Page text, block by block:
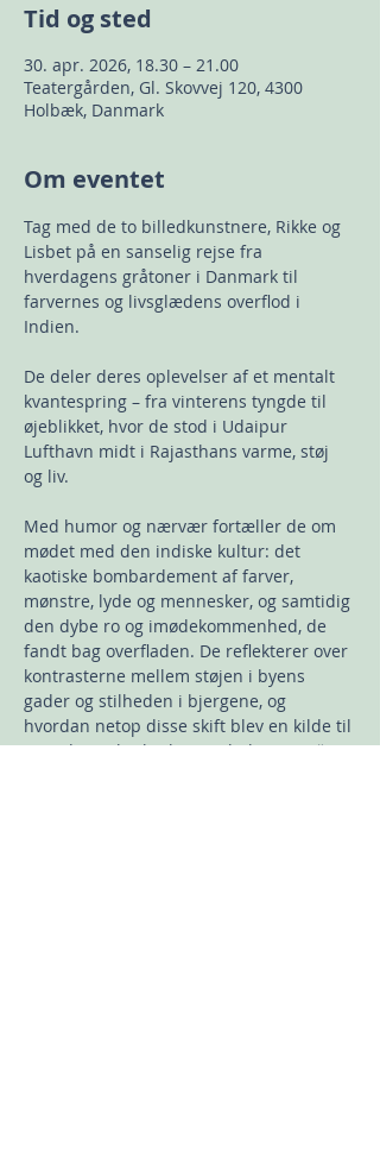
Tid og sted
30. apr. 2026, 18.30 – 21.00
Teatergården, Gl. Skovvej 120, 4300
Holbæk, Danmark
Om eventet
Tag med de to billedkunstnere, Rikke og
Lisbet på en sanselig rejse fra
hverdagens gråtoner i Danmark til
farvernes og livsglædens overflod i
Indien.
De deler deres oplevelser af et mentalt
kvantespring – fra vinterens tyngde til
øjeblikket, hvor de stod i Udaipur
Lufthavn midt i Rajasthans varme, støj
og liv.
Med humor og nærvær fortæller de om
mødet med den indiske kultur: det
kaotiske bombardement af farver,
mønstre, lyde og mennesker, og samtidig
den dybe ro og imødekommenhed, de
fandt bag overfladen. De reflekterer over
kontrasterne mellem støjen i byens
gader og stilheden i bjergene, og
hvordan netop disse skift blev en kilde til
ny indsigt i livskvalitet og balance.🧘🌄